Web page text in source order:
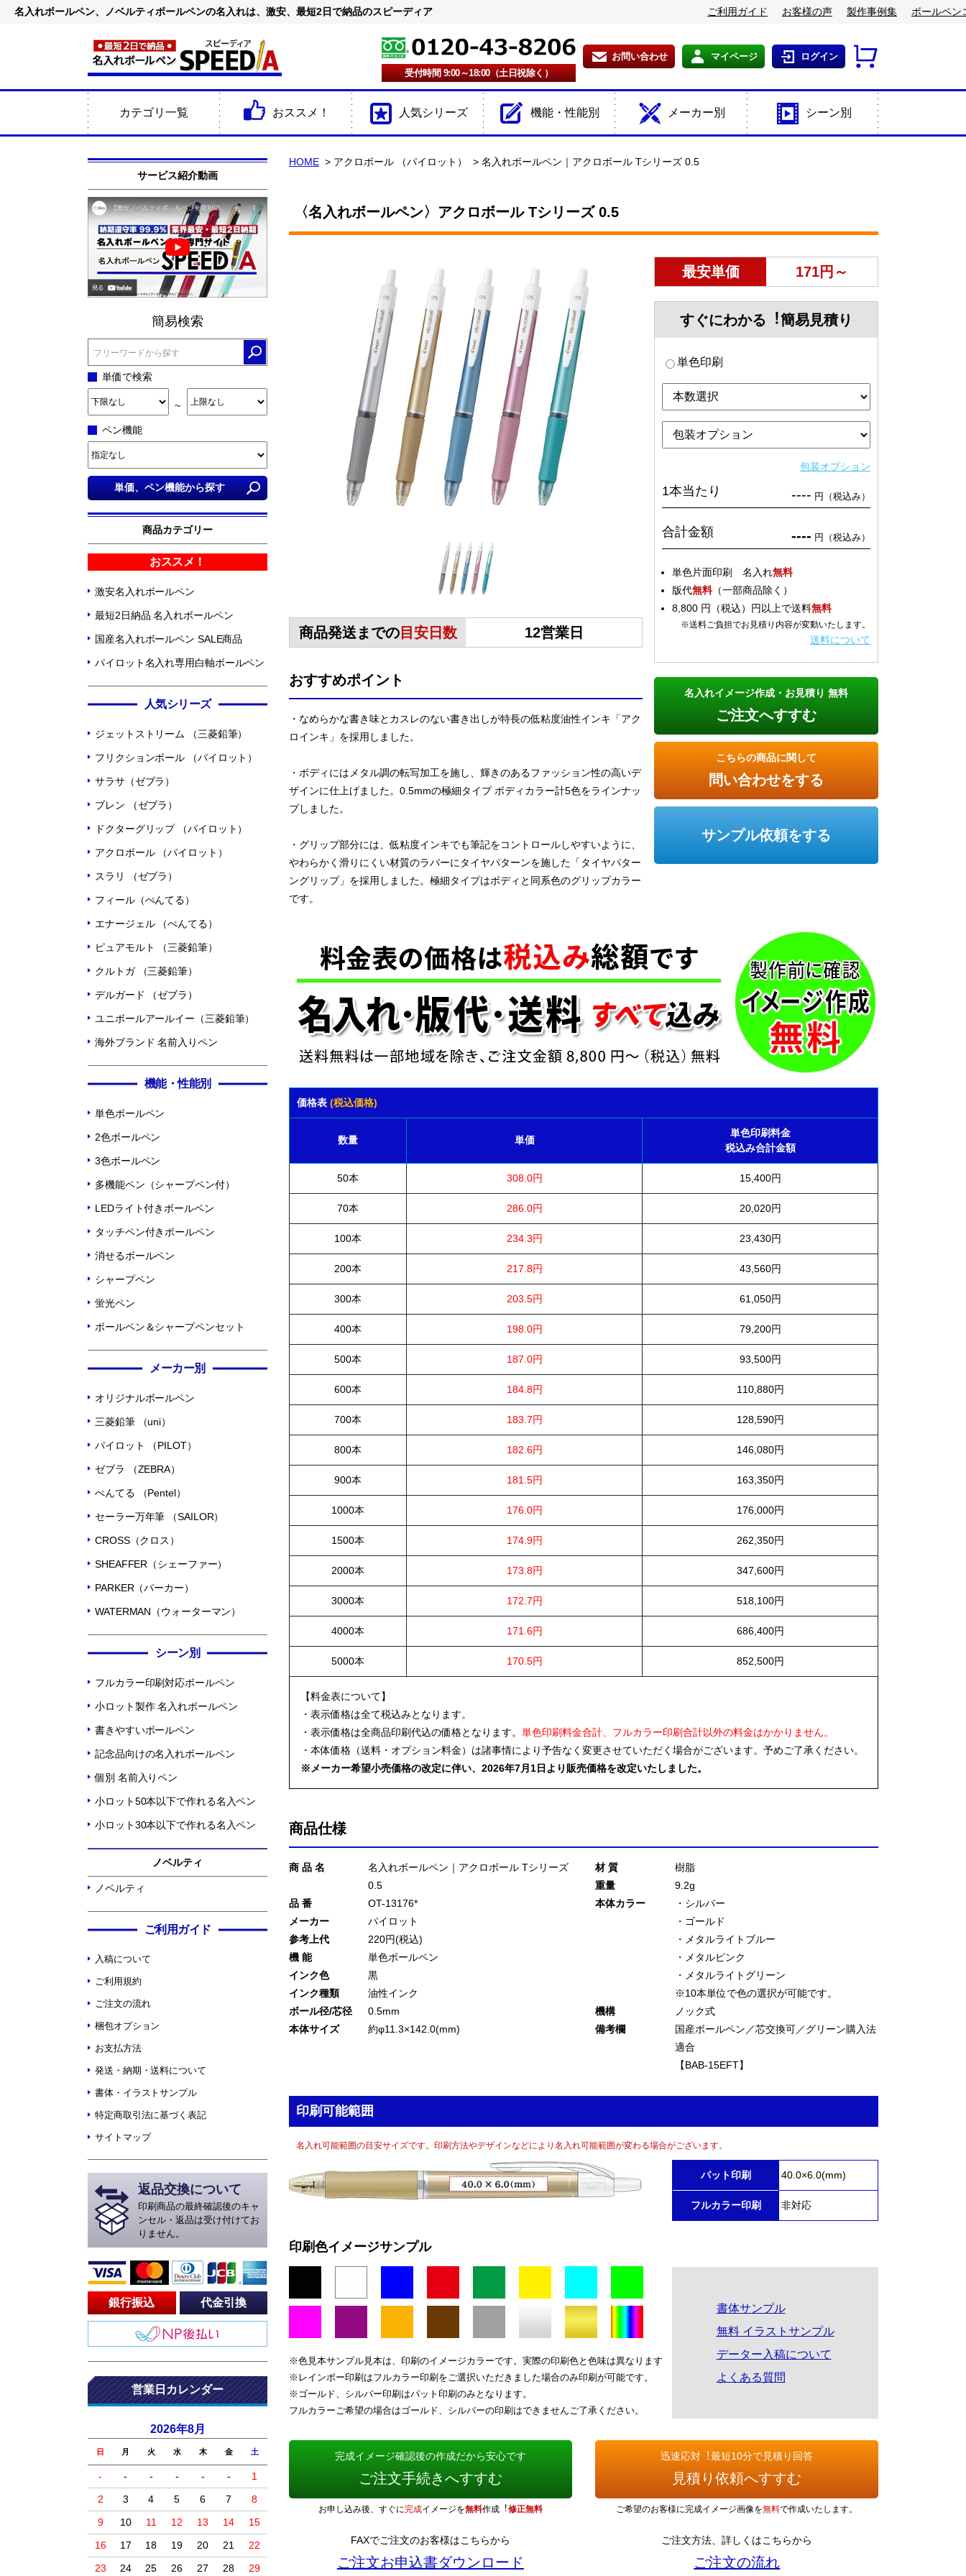
名入れボールペン、ノベルティボールペンの名入れは、激安、最短2日で納品のスピーディア ご利用ガイド お客様の声 製作事例集 ボールペン
受付時間 9:00～18:00（土日祝除く）
お問い合わせ マイページ ログイン
カテゴリ一覧 おススメ！ 人気シリーズ 機能・性能別 メーカー別 シーン別
サービス紹介動画
簡易検索
単価で検索
~
ペン機能
商品カテゴリー
おススメ！
激安名入れボールペン
最短2日納品 名入れボールペン
国産名入れボールペン SALE商品
パイロット名入れ専用白軸ボールペン
人気シリーズ
ジェットストリーム （三菱鉛筆）
フリクションボール （パイロット）
サラサ（ゼブラ）
ブレン （ゼブラ）
ドクターグリップ （パイロット）
アクロボール （パイロット）
スラリ （ゼブラ）
フィール（ぺんてる）
エナージェル （ぺんてる）
ピュアモルト （三菱鉛筆）
クルトガ （三菱鉛筆）
デルガード （ゼブラ）
ユニボールアールイー（三菱鉛筆）
海外ブランド 名前入りペン
機能・性能別
単色ボールペン
2色ボールペン
3色ボールペン
多機能ペン（シャープペン付）
LEDライト付きボールペン
タッチペン付きボールペン
消せるボールペン
シャープペン
蛍光ペン
ボールペン＆シャープペンセット
メーカー別
オリジナルボールペン
三菱鉛筆 （uni）
パイロット （PILOT）
ゼブラ （ZEBRA）
ぺんてる （Pentel）
セーラー万年筆 （SAILOR）
CROSS（クロス）
SHEAFFER（シェーファー）
PARKER（パーカー）
WATERMAN（ウォーターマン）
シーン別
フルカラー印刷対応ボールペン
小ロット製作 名入れボールペン
書きやすいボールペン
記念品向けの名入れボールペン
個別 名前入りペン
小ロット50本以下で作れる名入ペン
小ロット30本以下で作れる名入ペン
ノベルティ
ノベルティ
ご利用ガイド
入稿について
ご利用規約
ご注文の流れ
梱包オプション
お支払方法
発送・納期・送料について
書体・イラストサンプル
特定商取引法に基づく表記
サイトマップ
返品交換について
印刷商品の最終確認後のキャ
ンセル・返品は受け付けてお
りません。
銀行振込 代金引換
営業日カレンダー
2026年8月
日 月 火 水 木 金 土
- - - - - -
1
2
3 4 5 6 7
8
9
10 11 12 13 14
15
16
17 18 19 20 21
22
23
24 25 26 27 28 29
HOME アクロボール （パイロット） 名入れボールペン｜アクロボール Tシリーズ 0.5
〈名入れボールペン〉アクロボール Tシリーズ 0.5
商品発送までの目安日数 12営業日
おすすめポイント
・なめらかな書き味とカスレのない書き出しが特長の低粘度油性インキ「アク
ロインキ」を採用しました。
・ボディにはメタル調の転写加工を施し、輝きのあるファッション性の高いデ
ザインに仕上げました。0.5mmの極細タイプ ボディカラー計5色をラインナッ
プしました。
・グリップ部分には、低粘度インキでも筆記をコントロールしやすいように、
やわらかく滑りにくい材質のラバーにタイヤパターンを施した「タイヤパター
ングリップ」を採用しました。極細タイプはボディと同系色のグリップカラー
です。
最安単価 171円～
すぐにわかる︕簡易見積り
単色印刷
包装オプション
1本当たり ---- 円（税込み）
合計金額 ---- 円（税込み）
単色片面印刷 名入れ無料
版代無料（一部商品除く）
8,800 円（税込）円以上で送料無料
※送料ご負担でお見積り内容が変動いたします。
送料について
名入れイメージ作成・お見積り 無料
ご注文へすすむ
こちらの商品に関して
問い合わせをする
サンプル依頼をする
価格表 (税込価格)
数量 単価
単色印刷料金
税込み合計金額
50本 308.0円 15,400円
70本 286.0円 20,020円
100本 234.3円 23,430円
200本 217.8円 43,560円
300本 203.5円 61,050円
400本 198.0円 79,200円
500本 187.0円 93,500円
600本 184.8円 110,880円
700本 183.7円 128,590円
800本 182.6円 146,080円
900本 181.5円 163,350円
1000本 176.0円 176,000円
1500本 174.9円 262,350円
2000本 173.8円 347,600円
3000本 172.7円 518,100円
4000本 171.6円 686,400円
5000本 170.5円 852,500円
【料金表について】
・表示価格は全て税込みとなります。
・表示価格は全商品印刷代込の価格となります。 単色印刷料金合計、フルカラー印刷合計以外の料金はかかりません。
・本体価格（送料・オプション料金）は諸事情により予告なく変更させていただく場合がございます。予めご了承ください。
※メーカー希望小売価格の改定に伴い、2026年7月1日より販売価格を改定いたしました。
商品仕様
商 品 名
名入れボールペン｜アクロボール Tシリーズ
0.5
品 番
OT-13176*
メーカー
パイロット
参考上代
220円(税込)
機 能
単色ボールペン
インク色
黒
インク種類
油性インク
ボール径/芯径
0.5mm
本体サイズ
約φ11.3×142.0(mm)
材 質
樹脂
重量
9.2g
本体カラー
・シルバー
・ゴールド
・メタルライトブルー
・メタルピンク
・メタルライトグリーン
※10本単位で色の選択が可能です。
機構
ノック式
備考欄
国産ボールペン／芯交換可／グリーン購入法
適合
【BAB-15EFT】
印刷可能範囲
名入れ可能範囲の目安サイズです。印刷方法やデザインなどにより名入れ可能範囲が変わる場合がございます。
パット印刷 40.0×6.0(mm)
フルカラー印刷 非対応
印刷色イメージサンプル
※色見本サンプル見本は、印刷のイメージカラーです。実際の印刷色と色味は異なります
※レインボー印刷はフルカラー印刷をご選択いただきました場合のみ印刷が可能です。
※ゴールド、シルバー印刷はパット印刷のみとなります。
フルカラーご希望の場合はゴールド、シルバーの印刷はできませんご了承ください。
書体サンプル
無料 イラストサンプル
データー入稿について
よくある質問
完成イメージ確認後の作成だから安心です
ご注文手続きへすすむ
お申し込み後、すぐに完成イメージを無料作成︕修正無料
迅速応対︕最短10分で見積り回答
見積り依頼へすすむ
ご希望のお客様に完成イメージ画像を無料で作成いたします。
FAXでご注文のお客様はこちらから
ご注文お申込書ダウンロード
ご注文方法、詳しくはこちらから
ご注文の流れ